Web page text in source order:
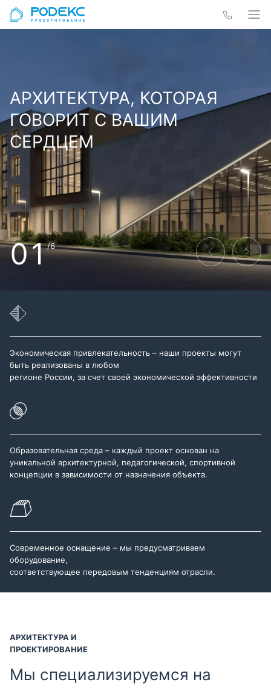
АРХИТЕКТУРА, КОТОРАЯ
ГОВОРИТ С ВАШИМ
СЕРДЦЕМ
01/6
Экономическая привлекательность – наши проекты могут
быть реализованы в любом
регионе России, за счет своей экономической эффективности
Образовательная среда – каждый проект основан на
уникальной архитектурной, педагогической, спортивной
концепции в зависимости от назначения объекта.
Современное оснащение – мы предусматриваем
оборудование,
соответствующее передовым тенденциям отрасли.
АРХИТЕКТУРА И
ПРОЕКТИРОВАНИЕ
Мы специализируемся на